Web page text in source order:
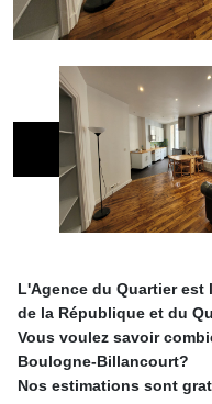
L'Agence du Quartier
de la République et du
Vous voulez savoir
Boulogne-Billancourt?
Nos estimations sont